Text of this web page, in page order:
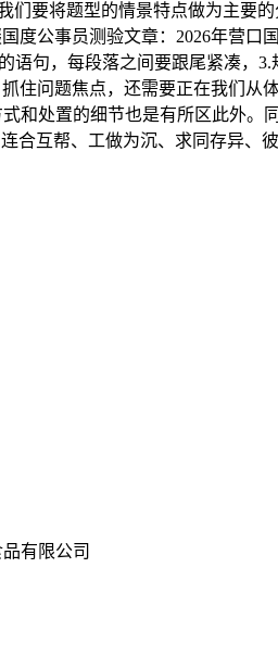
们要将题型的情景特点做为主要
度公事员测验文章：2026年营
语句，每段落之间要跟尾紧凑，
住问题焦点，还需要正在我们从
和处置的细节也是有所区此外
合互帮、工做为沉、求同存异、
有限公司